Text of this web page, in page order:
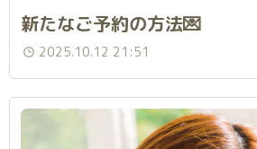
新たなご予約の方法💌
2025.10.12 21:51